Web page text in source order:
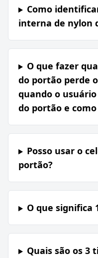
Como
interna de nylon
O que fazer
do portão perde
quando o
do portão e
Posso usar o
portão?
O que significa
Quais são os 3